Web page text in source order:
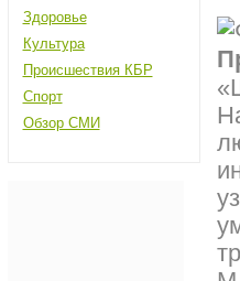
Здоровье
Культура
Происшествия КБР
Спорт
Обзор СМИ